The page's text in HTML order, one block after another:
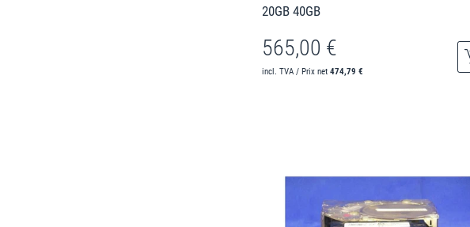
20GB 40GB
565,00 €
incl. TVA / Prix net 474,79 €